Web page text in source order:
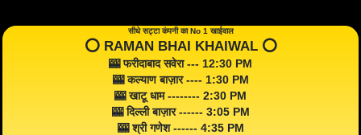
सीधे सट्टा कंपनी का No 1 खाईवाल
⭕️ RAMAN BHAI KHAIWAL ⭕️
🎰 फरीदाबाद सवेरा --- 12:30 PM
🎰 कल्याण बाज़ार ---- 1:30 PM
🎰 खाटू धाम -------- 2:30 PM
🎰 दिल्ली बाज़ार ------ 3:05 PM
🎰 श्री गणेश ------ 4:35 PM